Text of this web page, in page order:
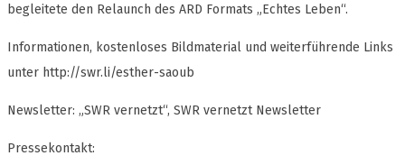
begleitete den Relaunch des ARD Formats „Echtes Leben“.
Informationen, kostenloses Bildmaterial und weiterführende Links
unter http://swr.li/esther-saoub
Newsletter: „SWR vernetzt“, SWR vernetzt Newsletter
Pressekontakt: